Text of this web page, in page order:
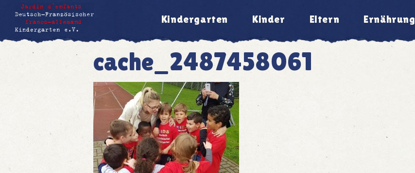
Kindergarten Kinder Eltern Ernährung
cache_2487458061